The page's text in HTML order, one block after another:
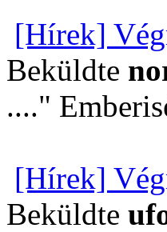
[Hírek]
Beküldte
...."
[Hírek]
Beküldte